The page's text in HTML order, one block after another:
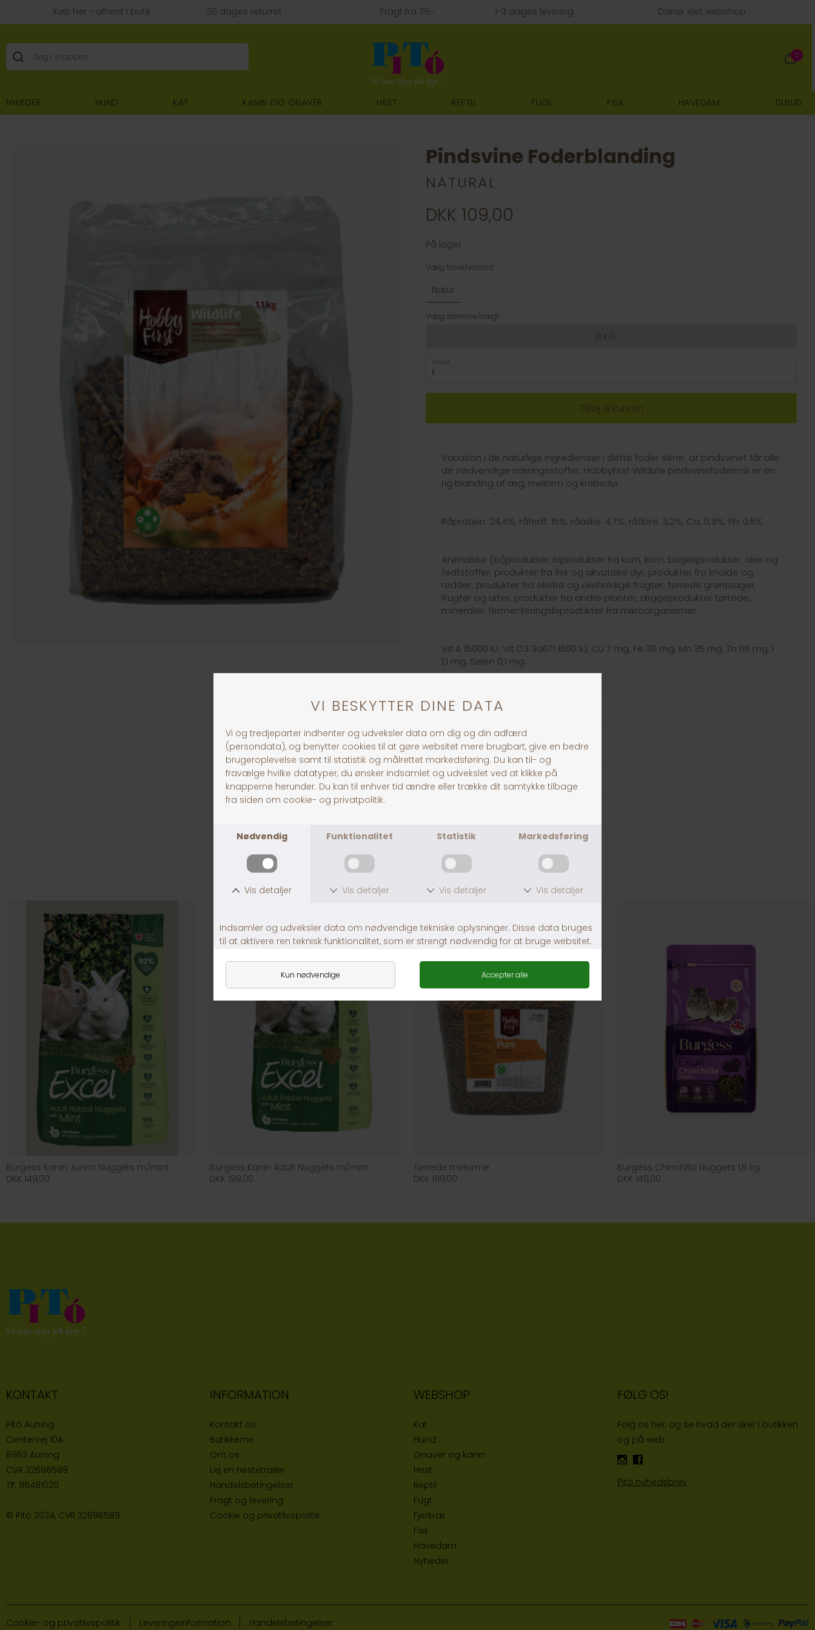
Køb her - afhent i butik 30 dages returret Fragt fra 39,- 1-3 dages levering Dansk ejet webshop
0
NYHEDER HUND KAT KANIN OG GNAVER HEST REPTIL FUGL FISK HAVEDAM TILBUD
Pindsvine Foderblanding
NATURAL
DKK 109,00
På lager
Vælg farve/variant:
Natur
Vælg størrelse/vægt:
1,1 KG
Antal
Variation i de naturlige ingredienser i dette foder sikrer, at pindsvinet får alle
de nødvendige næringsstoffer. HobbyFirst WildLife pindsvinefodermix er en
rig blanding af æg, melorm og krebsdyr.
Råprotein: 24,4%, råfedt: 15%, råaske: 4,7%, råfibre: 3,2%, Ca: 0,9%, Ph: 0,6%
Animalske (bi)produkter, biprodukter fra korn, korn, bageriprodukter, olier og
fedtstoffer, produkter fra fisk og akvatiske dyr, produkter fra knolde og
rødder, produkter fra oliefrø og olieholdige frugter, tørrede grøntsager,
frugter og urter, produkter fra andre planter, æggeprodukter tørrede,
mineraler, fermenteringsbiprodukter fra mikroorganismer
Vit A 15000 IU, Vit D3 3a671 1500 IU, Cu 7 mg, Fe 30 mg, Mn 35 mg, Zn 65 mg, I
1,1 mg, Selen 0,1 mg
30 dages returret
Fragt fra 39,-
1-3 dages levering
ANDRE KØBTE OGSÅ
Burgess Kanin Junior Nuggets m/mint
DKK 149,00
Burgess Kanin Adult Nuggets m/mint
DKK 199,00
Tørrede melorme
DKK 199,00
Burgess Chinchilla Nuggets 1,5 kg
DKK 149,00
KONTAKT
Pitó Auning
Centervej 10A
8963 Auning
CVR 32696589
Tlf: 86481020
© Pitó 2024, CVR 32696589
INFORMATION
Kontakt os
Butikkerne
Om os
Lej en hestetrailer
Handelsbetingelser
Fragt og levering
Cookie og privatlivspolitik
WEBSHOP
Kat
Hund
Gnaver og kanin
Hest
Reptil
Fugl
Fjerkræ
Fisk
Havedam
Nyheder
FØLG OS!
Følg os her, og se hvad der sker i butikken
og på web:
Pitó nyhedsbrev
Cookie- og privatlivspolitik Leveringsinformation Handelsbetingelser